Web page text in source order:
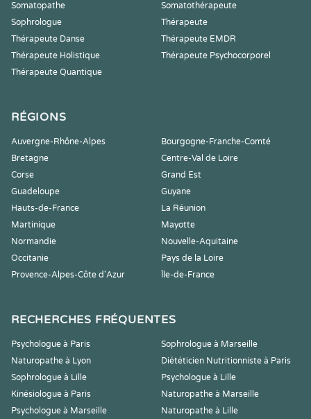
Somatopathe
Somatothérapeute
Sophrologue
Thérapeute
Thérapeute Danse
Thérapeute EMDR
Thérapeute Holistique
Thérapeute Psychocorporel
Thérapeute Quantique
RÉGIONS
Auvergne-Rhône-Alpes
Bourgogne-Franche-Comté
Bretagne
Centre-Val de Loire
Corse
Grand Est
Guadeloupe
Guyane
Hauts-de-France
La Réunion
Martinique
Mayotte
Normandie
Nouvelle-Aquitaine
Occitanie
Pays de la Loire
Provence-Alpes-Côte d'Azur
Île-de-France
RECHERCHES FRÉQUENTES
Psychologue à Paris
Sophrologue à Marseille
Naturopathe à Lyon
Diététicien Nutritionniste à Paris
Sophrologue à Lille
Psychologue à Lille
Kinésiologue à Paris
Naturopathe à Marseille
Psychologue à Marseille
Naturopathe à Lille